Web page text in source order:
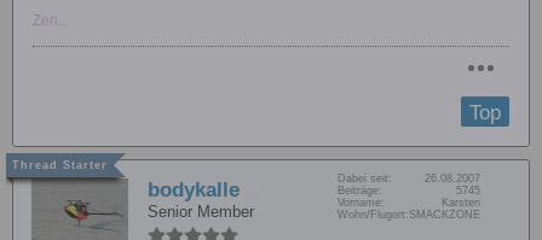
Zen...
Top
bodykalle
Senior Member
Dabei seit:
26.08.2007
Beiträge:
5745
Vorname:
Karsten
Wohn/Flugort: SMACKZONE